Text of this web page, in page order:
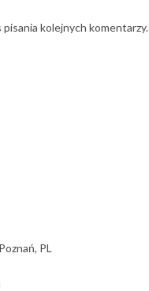
kolejnych komentarzy.
PL